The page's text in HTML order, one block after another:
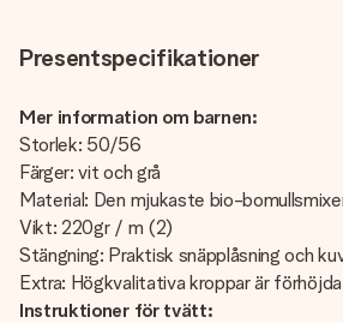
Presentspecifikationer
Mer information om barnen:
Storlek: 50/56
Färger: vit och grå
Material: Den mjukaste bio-
Vikt: 220gr / m (2)
Stängning: Praktisk snäpplåsning och
Extra: Högkvalitativa kroppar är
Instruktioner för tvätt: